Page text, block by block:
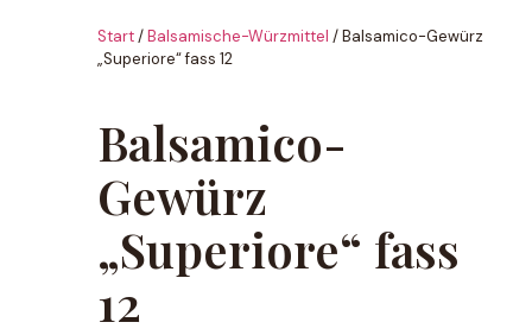
Start/Balsamische-Würzmittel / Balsamico-Gewürz
„Superiore“ fass 12
Balsamico-
Gewürz
„Superiore“ fass
12